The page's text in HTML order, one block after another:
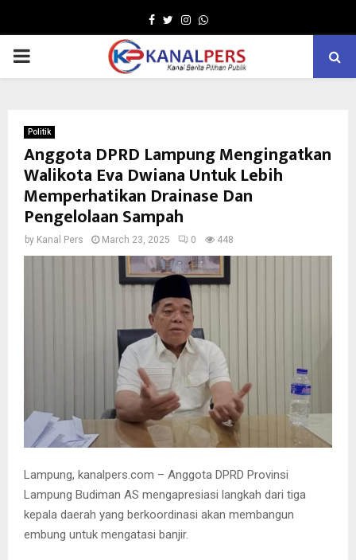
Facebook
TwitterInstagram
Whatsapp
PRIMARY
Politik
Anggota DPRD Lampung Mengingatkan
Walikota Eva Dwiana Untuk Lebih
Memperhatikan Drainase Dan
Pengelolaan Sampah
by Kanal Pers March 23, 2025 0 448
Lampung, kanalpers.com – Anggota DPRD Provinsi
Lampung Budiman AS mengapresiasi langkah dari tiga
kepala daerah yang berkoordinasi akan membangun
embung untuk mengatasi banjir.